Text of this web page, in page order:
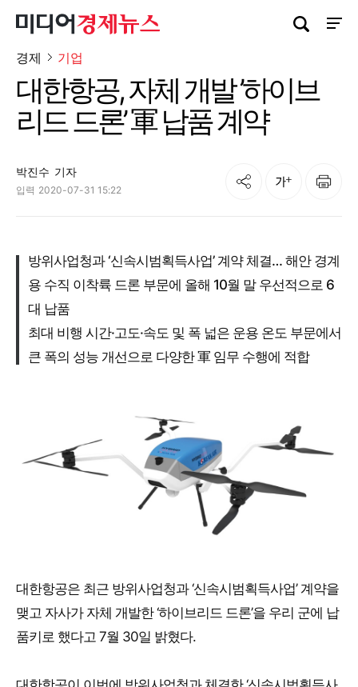
사이
검색창 열기
경제 기업
대한항공, 자체 개발 ’하이브
리드 드론’ 軍 납품 계약
박진수 기자
입력 2020-07-31 15:22
공유 글자크기 인쇄
방위사업청과 ‘신속시범획득사업’ 계약 체결… 해안 경계
용 수직 이착륙 드론 부문에 올해 10월 말 우선적으로 6
대 납품
최대 비행 시간·고도·속도 및 폭 넓은 운용 온도 부문에서
큰 폭의 성능 개선으로 다양한 軍 임무 수행에 적합
대한항공은 최근 방위사업청과 ‘신속시범획득사업’ 계약을
맺고 자사가 자체 개발한 ‘하이브리드 드론’을 우리 군에 납
품키로 했다고 7월 30일 밝혔다.